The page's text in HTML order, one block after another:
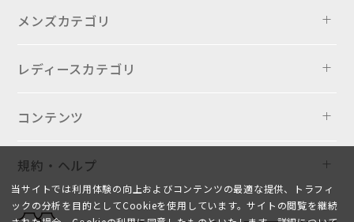
メンズカテゴリ
レディースカテゴリ
コンテンツ
規約・ヘルプ
当サイトでは利用体験の向上およびコンテンツの最適な提供、トラフィ
ックの分析を目的としてCookieを使用しています。サイトの閲覧を継続